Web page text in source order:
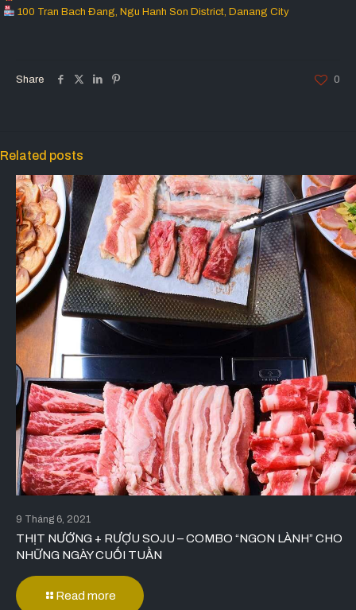
100 Tran Bach Đang, Ngu Hanh Son District, Danang City
Share 0
Related posts
9 Tháng 6, 2021
THỊT NƯỚNG + RƯỢU SOJU – COMBO “NGON LÀNH” CHO
NHỮNG NGÀY CUỐI TUẦN
Read more